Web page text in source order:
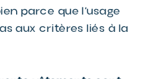
parce que l’usage
aux critères liés à la